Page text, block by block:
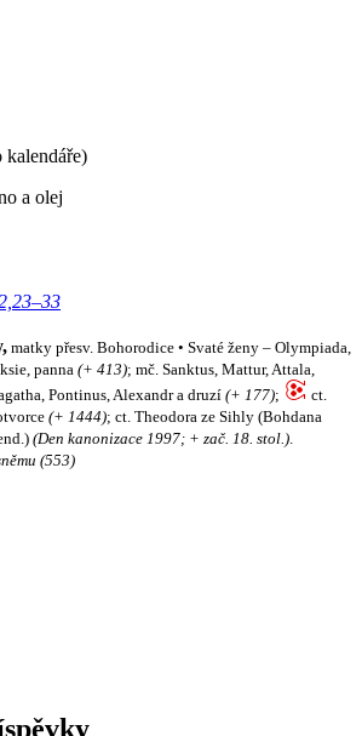
a olej
matky přesv. Bohorodice • Svaté ženy – Olympiada,
panna (+ 413); mč. Sanktus, Mattur, Attala,
Pontinus, Alexandr a druzí (+ 177);
ct.
(+ 1444); ct. Theodora ze Sihly (Bohdana
(Den kanonizace 1997; + zač. 18. stol.).
(553)